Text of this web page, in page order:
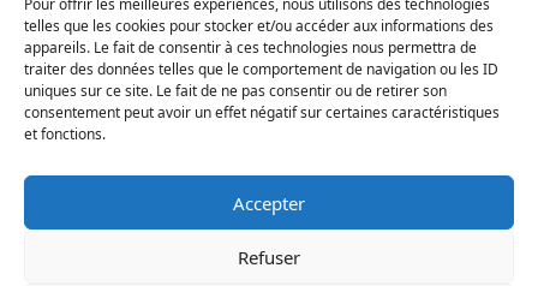
Pour offrir les meilleures expériences, nous utilisons des technologies
telles que les cookies pour stocker et/ou accéder aux informations des
appareils. Le fait de consentir à ces technologies nous permettra de
traiter des données telles que le comportement de navigation ou les ID
uniques sur ce site. Le fait de ne pas consentir ou de retirer son
consentement peut avoir un effet négatif sur certaines caractéristiques
et fonctions.
Accepter
Refuser
Incendie à la gare de La Rochelle : près de 20 m² de
toiture brûlés, l’origine accidentelle privilégiée
Nina Métayer : « Voir mes boulangeries à La Rochelle
et mon salon de thé à l’île de Ré, c’est un rêve qui se
réalise »
L’actualité locale en continu à La Rochelle et en Charente-